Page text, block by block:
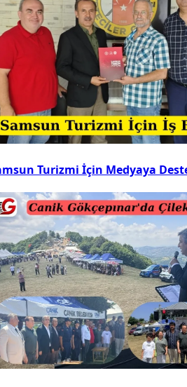
Turizmi İçin Medyaya